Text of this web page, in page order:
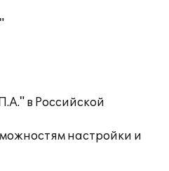
в Российской
настройки и